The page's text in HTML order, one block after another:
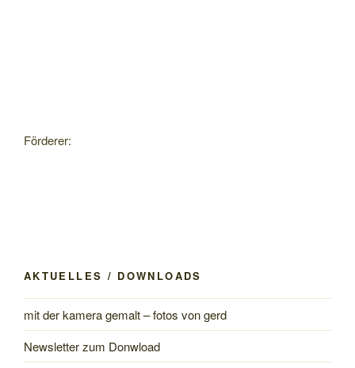
Förderer:
AKTUELLES / DOWNLOADS
mit der kamera gemalt – fotos von gerd
Newsletter zum Donwload